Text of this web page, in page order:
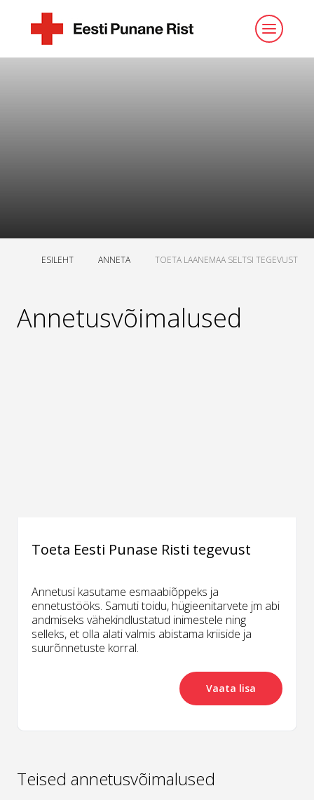
ESILEHT ANNETA TOETA LAANEMAA SELTSI TEGEVUST
Annetusvõimalused
Toeta Eesti Punase Risti tegevust
Annetusi kasutame esmaabiõppeks ja
ennetustööks. Samuti toidu, hügieenitarvete jm abi
andmiseks vähekindlustatud inimestele ning
selleks, et olla alati valmis abistama kriiside ja
suurõnnetuste korral.
Vaata lisa
Teised annetusvõimalused